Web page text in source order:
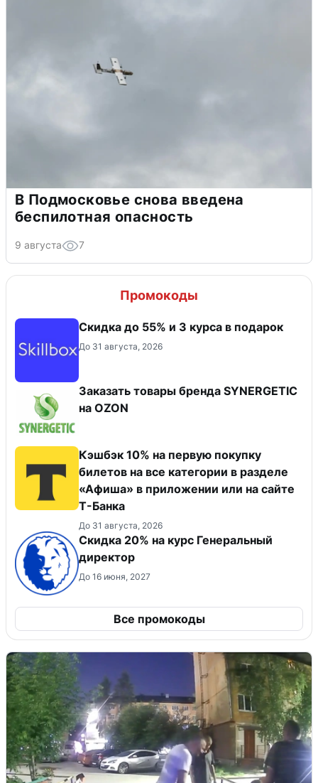
В Подмосковье снова введена
беспилотная опасность
9 августа 7
Промокоды
Скидка до 55% и 3 курса в подарок
До 31 августа, 2026
Заказать товары бренда SYNERGETIC
на OZON
Кэшбэк 10% на первую покупку
билетов на все категории в разделе
«Афиша» в приложении или на сайте
Т-Банка
До 31 августа, 2026
Скидка 20% на курс Генеральный
директор
До 16 июня, 2027
Все промокоды